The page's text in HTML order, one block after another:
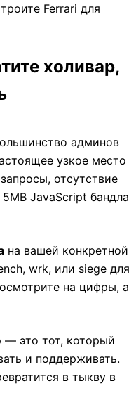
Ferrari для
холивар,
админов
узкое место
отсутствие
JavaScript бандла
на вашей конкретной
wrk, или siege для
на цифры, а
— это тот, который
и поддерживать.
в тыкву в